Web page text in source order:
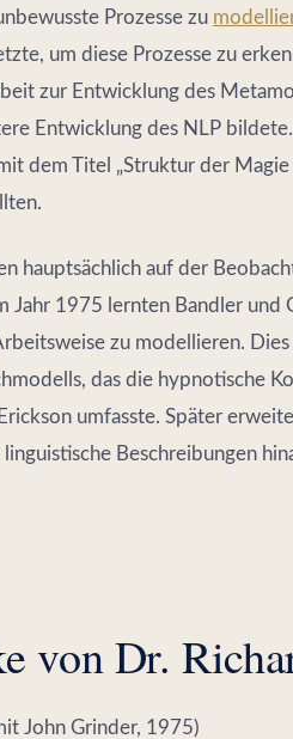
Prozesse zu
um diese Prozesse zu
zur Entwicklung des
Entwicklung des NLP
dem Titel „Struktur der
hauptsächlich auf der
Jahr 1975 lernten Bandler und
zu modellieren.
das die hypnotische
umfasste. Später
Beschreibungen
von Dr.
John Grinder, 1975)